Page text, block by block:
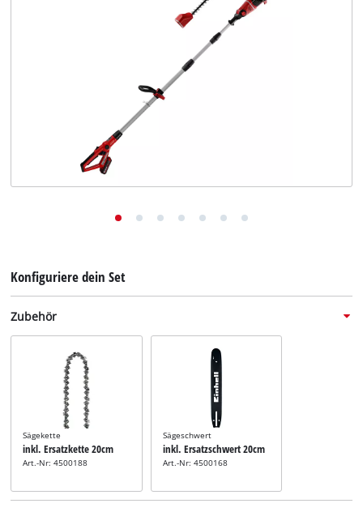
Konfiguriere dein Set
Zubehör
Sägekette
inkl. Ersatzkette 20cm
Art.-Nr: 4500188
Sägeschwert
inkl. Ersatzschwert 20cm
Art.-Nr: 4500168